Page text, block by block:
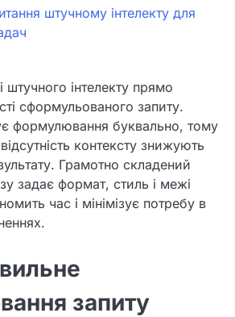
штучному інтелекту для
штучного інтелекту прямо
сформульованого запиту.
формулювання буквально, тому
контексту знижують
Грамотно складений
задає формат, стиль і межі
час і мінімізує потребу в
запиту